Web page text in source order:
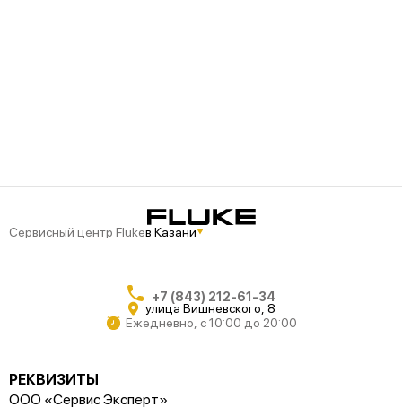
Сервисный центр Flukeв Казани
+7 (843) 212-61-34
улица Вишневского, 8
Ежедневно, с 10:00 до 20:00
РЕКВИЗИТЫ
ООО «Сервис Эксперт»